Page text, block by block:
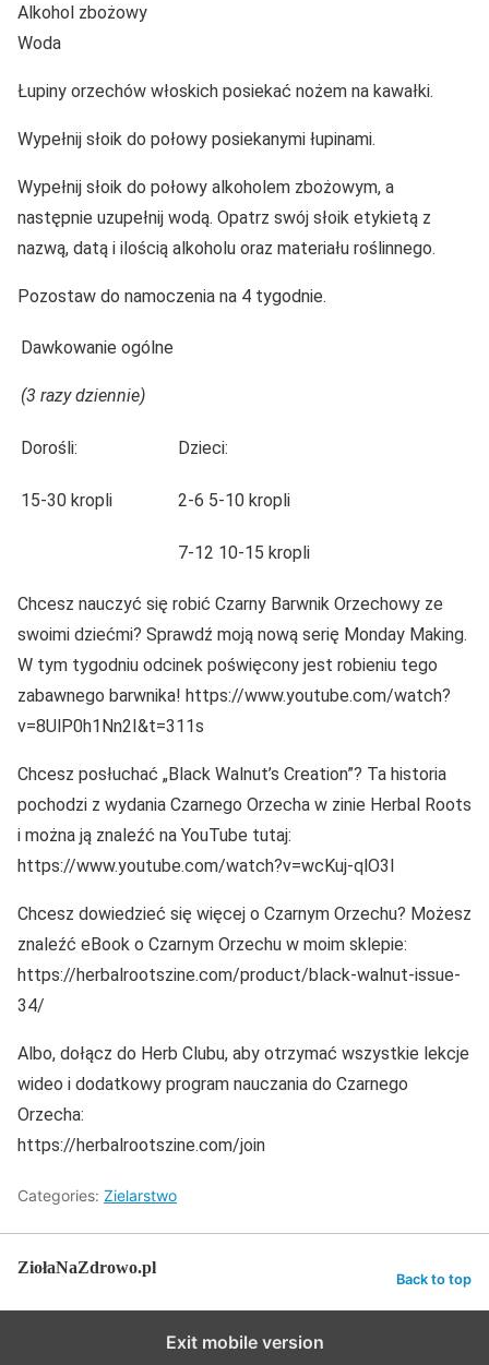
Alkohol zbożowy
Woda
Łupiny orzechów włoskich posiekać nożem na kawałki.
Wypełnij słoik do połowy posiekanymi łupinami.
Wypełnij słoik do połowy alkoholem zbożowym, a
następnie uzupełnij wodą. Opatrz swój słoik etykietą z
nazwą, datą i ilością alkoholu oraz materiału roślinnego.
Pozostaw do namoczenia na 4 tygodnie.
Dawkowanie ogólne
(3 razy dziennie)
Dorośli: Dzieci:
15-30 kropli 2-6 5-10 kropli
7-12 10-15 kropli
Chcesz nauczyć się robić Czarny Barwnik Orzechowy ze
swoimi dziećmi? Sprawdź moją nową serię Monday Making.
W tym tygodniu odcinek poświęcony jest robieniu tego
zabawnego barwnika! https://www.youtube.com/watch?
v=8UlP0h1Nn2I&t=311s
Chcesz posłuchać „Black Walnut’s Creation”? Ta historia
pochodzi z wydania Czarnego Orzecha w zinie Herbal Roots
i można ją znaleźć na YouTube tutaj:
https://www.youtube.com/watch?v=wcKuj-qlO3I
Chcesz dowiedzieć się więcej o Czarnym Orzechu? Możesz
znaleźć eBook o Czarnym Orzechu w moim sklepie:
https://herbalrootszine.com/product/black-walnut-issue-
34/
Albo, dołącz do Herb Clubu, aby otrzymać wszystkie lekcje
wideo i dodatkowy program nauczania do Czarnego
Orzecha:
https://herbalrootszine.com/join
Categories: Zielarstwo
ZiołaNaZdrowo.pl
Back to top
Exit mobile version